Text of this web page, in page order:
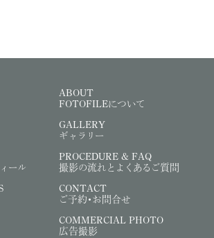
ABOUT
FOTOFILEについて
GALLERY
ギャラリー
ール
PROCEDURE & FAQ
撮影の流れとよくあるご質問
CONTACT
ご予約・お問合せ
COMMERCIAL PHOTO
広告撮影